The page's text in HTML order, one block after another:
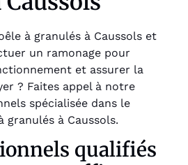
à granulés à Caussols et
un ramonage pour
et assurer la
? Faites appel à notre
spécialisée dans le
granulés à Caussols.
qualifiés